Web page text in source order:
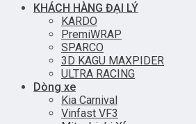
KHÁCH HÀNG ĐẠI LÝ
KARDO
PremiWRAP
SPARCO
3D KAGU MAXPIDER
ULTRA RACING
Dòng xe
Kia Carnival
Vinfast VF3